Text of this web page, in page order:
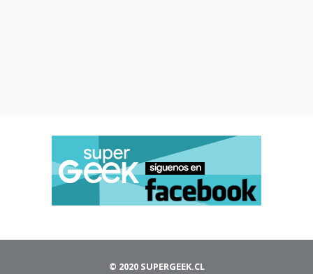
© 2020 SUPERGEEK.CL